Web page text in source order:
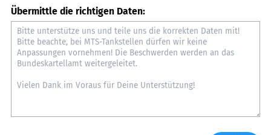
Übermittle die richtigen Daten: